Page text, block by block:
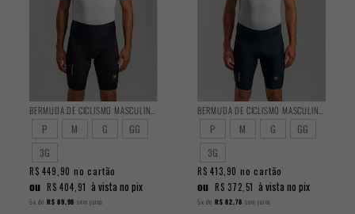
P M G
GG
3G
R$ 449,90 no cartão
ou R$ 404,91 à vista no pix
5x de R$ 89,98 sem juros
P M G
GG
3G
R$ 413,90 no cartão
ou R$ 372,51 à vista no pix
5x de R$ 82,78 sem juros